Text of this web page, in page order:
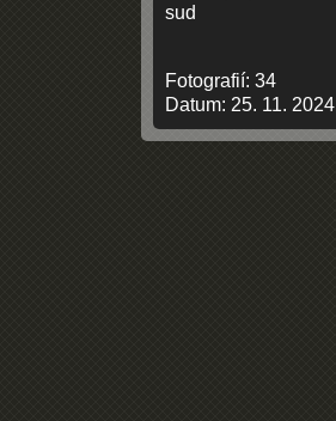
sud
Fotografií: 34
Datum: 25. 11. 2024